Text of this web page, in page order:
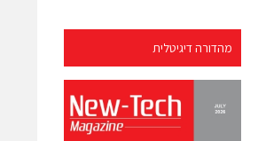
מהדורה דיגיטלית